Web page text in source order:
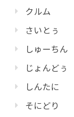
クルム
さいとぅ
しゅーちん
じょんどぅ
しんたに
そにどり